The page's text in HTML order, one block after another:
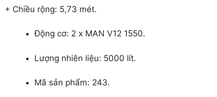
+ Chiều rộng: 5,73 mét.
Động cơ: 2 х MAN V12 1550.
Lượng nhiên liệu: 5000 lít.
Mã sản phẩm: 243.